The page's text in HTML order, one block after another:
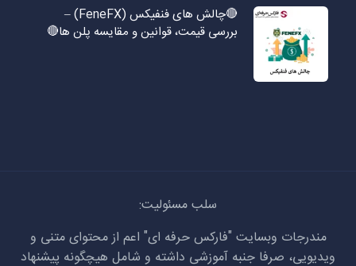
🔴چالش های فنفیکس (FeneFX) –
بررسی قیمت، قوانین و مقایسه پلن ها🔴
سلب مسئولیت:
مندرجات وبسایت "فارکس حرفه ای" اعم از محتوای متنی و
ویدیویی، صرفا جنبه آموزشی داشته و شامل هیچگونه پیشنهاد